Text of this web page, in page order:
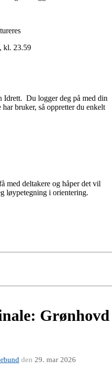
kl. 23.59
Idrett. Du logger deg på med din
bruker, så oppretter du enkelt
med deltakere og håper det vil
løypetegning i orientering.
Grønhovd
den 29. mar 2026